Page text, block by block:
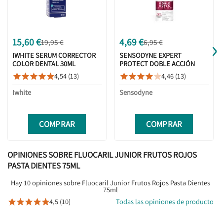
15,60 €19,95 €
IWHITE SERUM CORRECTOR
COLOR DENTAL 30ML
4,54 (13)
Iwhite
COMPRAR
4,69 €6,95 €
SENSODYNE EXPERT
PROTECT DOBLE ACCIÓN
75ML
4,46 (13)
Sensodyne
COMPRAR
›
OPINIONES SOBRE FLUOCARIL JUNIOR FRUTOS ROJOS
PASTA DIENTES 75ML
Hay 10 opiniones sobre Fluocaril Junior Frutos Rojos Pasta Dientes
75ml
4,5 (10) Todas las opiniones de producto